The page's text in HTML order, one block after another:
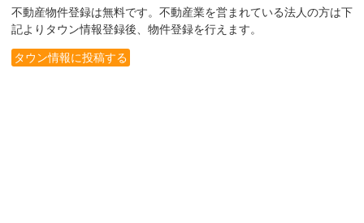
不動産物件登録は無料です。不動産業を営まれている法人の方は下
記よりタウン情報登録後、物件登録を行えます。
タウン情報に投稿する